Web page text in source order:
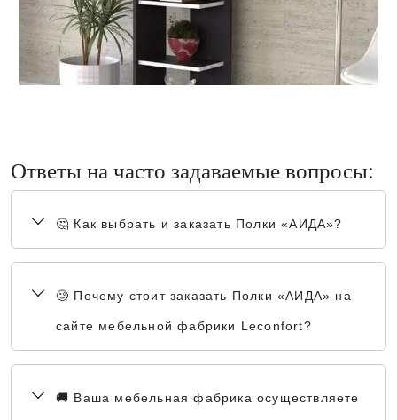
Ответы на часто задаваемые вопросы:
🤔 Как выбрать и заказать Полки «АИДА»?
🧐 Почему стоит заказать Полки «АИДА» на
сайте мебельной фабрики Leconfort?
🚚 Ваша мебельная фабрика осуществляете